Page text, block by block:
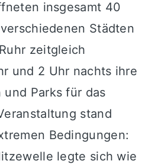
insgesamt 40
Städten
zeitgleich
und 2 Uhr nachts ihre
Parks für das
stand
Bedingungen:
legte sich wie